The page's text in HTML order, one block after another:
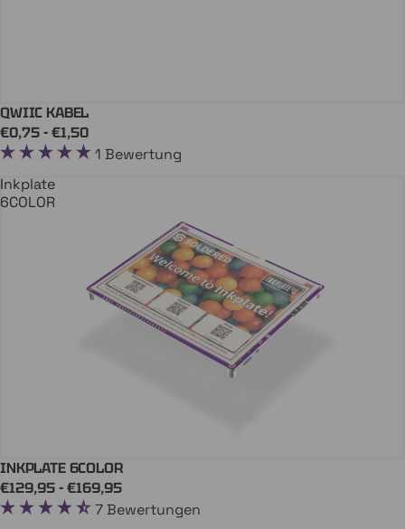
In Den Einkaufswagen
QWIIC KABEL
€0,75 - €1,50
1 Bewertung
Inkplate
6COLOR
INKPLATE
In Den Einkaufswagen
INKPLATE 6COLOR
€129,95 - €169,95
7 Bewertungen